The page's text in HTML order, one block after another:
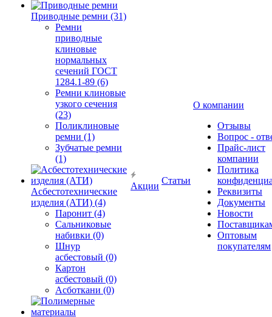
Приводные ремни (31)
Ремни
приводные
клиновые
нормальных
сечений ГОСТ
1284.1-89 (6)
Ремни клиновые
узкого сечения
(23)
Поликлиновые
ремни (1)
Зубчатые ремни
(1)
Асбестотехнические
изделия (АТИ) (4)
Паронит (4)
Сальниковые
набивки (0)
Шнур
асбестовый (0)
Картон
асбестовый (0)
Асботкани (0)
Акции
Статьи
О компании
Отзывы
Вопрос -
Прайс-лист
компании
Политика
Реквизиты
Документы
Новости
Оптовым
покупателям